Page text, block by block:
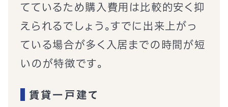
てているため購入費用は比較的安く抑
えられるでしょう。すでに出来上がっ
ている場合が多く入居までの時間が短
いのが特徴です。
賃貸一戸建て